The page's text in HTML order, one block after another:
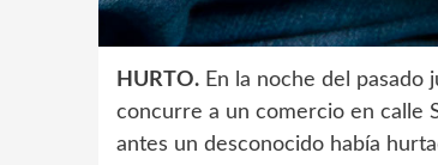
HURTO. En la noche del
concurre a un comercio en calle
antes un desconocido había